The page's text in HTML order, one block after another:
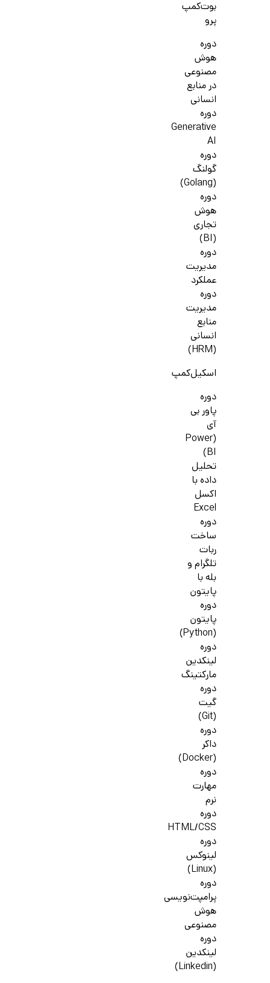
بوت‌کمپ
پرو
دوره
هوش
مصنوعی
در منابع
انسانی
دوره
Generative
AI
دوره
گولنگ
(Golang)
دوره
هوش
تجاری
(BI)
دوره
مدیریت
عملکرد
دوره
مدیریت
منابع
انسانی
(HRM)
اسکیل‌کمپ
دوره
پاور بی
آی
(Power
BI)
تحلیل
داده با
اکسل
Excel
دوره
ساخت
ربات
تلگرام و
بله با
پایتون
دوره
پایتون
(Python)
دوره
لینکدین
مارکتینگ
دوره
گیت
(Git)
دوره
داکر
(Docker)
دوره
مهارت
نرم
دوره
HTML/CSS
دوره
لینوکس
(Linux)
دوره
پرامپت‌نویسی
هوش
مصنوعی
دوره
لینکدین
(Linkedin)